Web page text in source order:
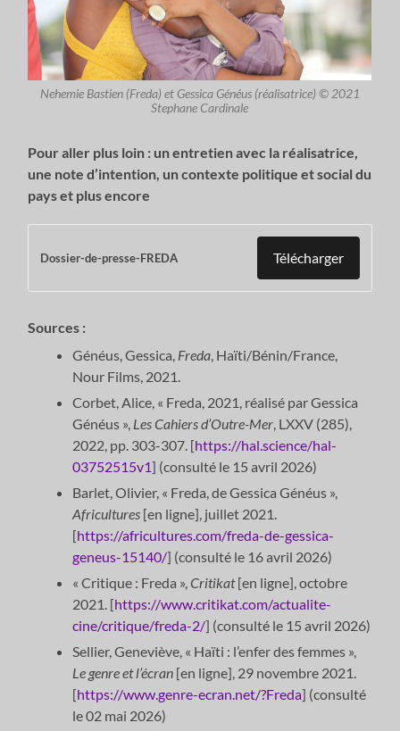
Nehemie Bastien (Freda) et Gessica Généus (réalisatrice) © 2021
Stephane Cardinale
Pour aller plus loin : un entretien avec la réalisatrice,
une note d’intention, un contexte politique et social du
pays et plus encore
Dossier-de-presse-FREDA Télécharger
Sources :
Généus, Gessica, Freda, Haïti/Bénin/France,
Nour Films, 2021.
Corbet, Alice, « Freda, 2021, réalisé par Gessica
Généus », Les Cahiers d’Outre-Mer, LXXV (285),
2022, pp. 303-307. [https://hal.science/hal-
03752515v1] (consulté le 15 avril 2026)
Barlet, Olivier, « Freda, de Gessica Généus »,
Africultures [en ligne], juillet 2021.
[https://africultures.com/freda-de-gessica-
geneus-15140/] (consulté le 16 avril 2026)
« Critique : Freda »,Critikat[en ligne], octobre
2021. [https://www.critikat.com/actualite-
cine/critique/freda-2/] (consulté le 15 avril 2026)
Sellier, Geneviève, « Haïti : l’enfer des femmes »,
Le genre et l’écran [en ligne], 29 novembre 2021.
[https://www.genre-ecran.net/?Freda] (consulté
le 02 mai 2026)